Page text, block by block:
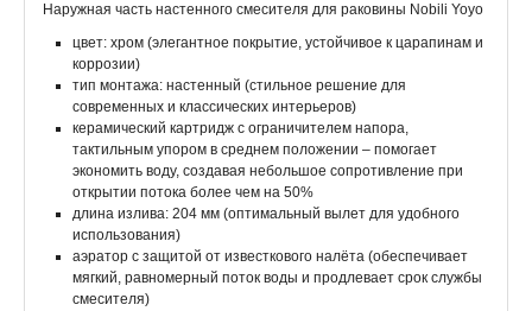
Наружная часть настенного смесителя для раковины Nobili Yoyo
цвет: хром (элегантное покрытие, устойчивое к царапинам и
коррозии)
тип монтажа: настенный (стильное решение для
современных и классических интерьеров)
керамический картридж с ограничителем напора,
тактильным упором в среднем положении – помогает
экономить воду, создавая небольшое сопротивление при
открытии потока более чем на 50%
длина излива: 204 мм (оптимальный вылет для удобного
использования)
аэратор с защитой от известкового налёта (обеспечивает
мягкий, равномерный поток воды и продлевает срок службы
смесителя)